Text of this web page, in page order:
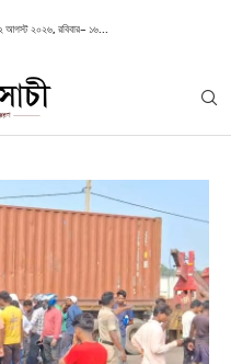
আগস্ট ২০২৬, রবিবার– ১৬...